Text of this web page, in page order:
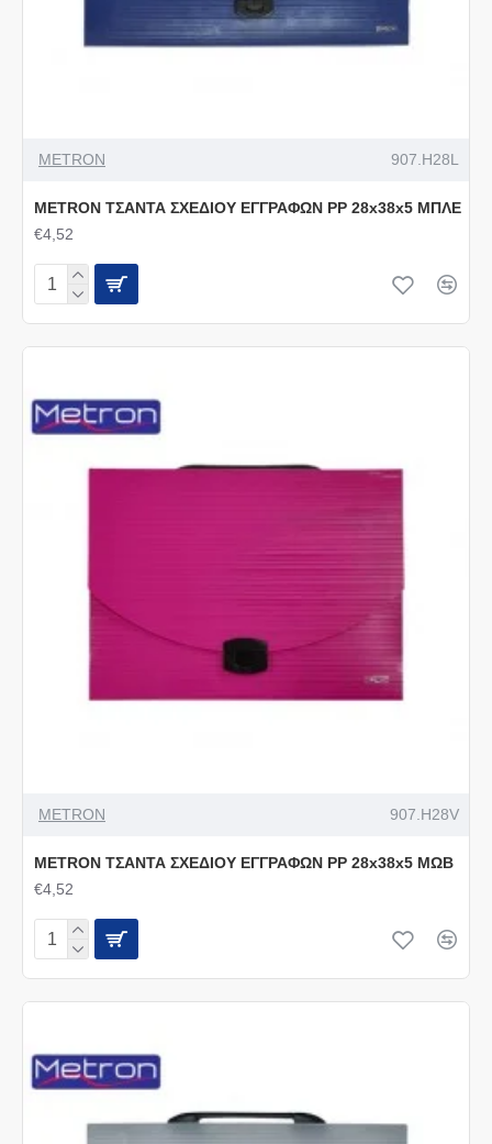
METRON 907.H28L
METRON ΤΣΑΝΤΑ ΣΧΕΔΙΟΥ ΕΓΓΡΑΦΩΝ PP 28x38x5 ΜΠΛΕ
€4,52
METRON 907.H28V
METRON ΤΣΑΝΤΑ ΣΧΕΔΙΟΥ ΕΓΓΡΑΦΩΝ PP 28x38x5 ΜΩΒ
€4,52